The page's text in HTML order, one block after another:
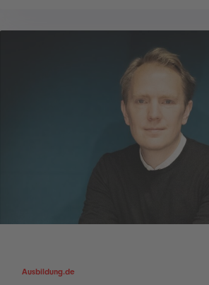
Ausbildung.de